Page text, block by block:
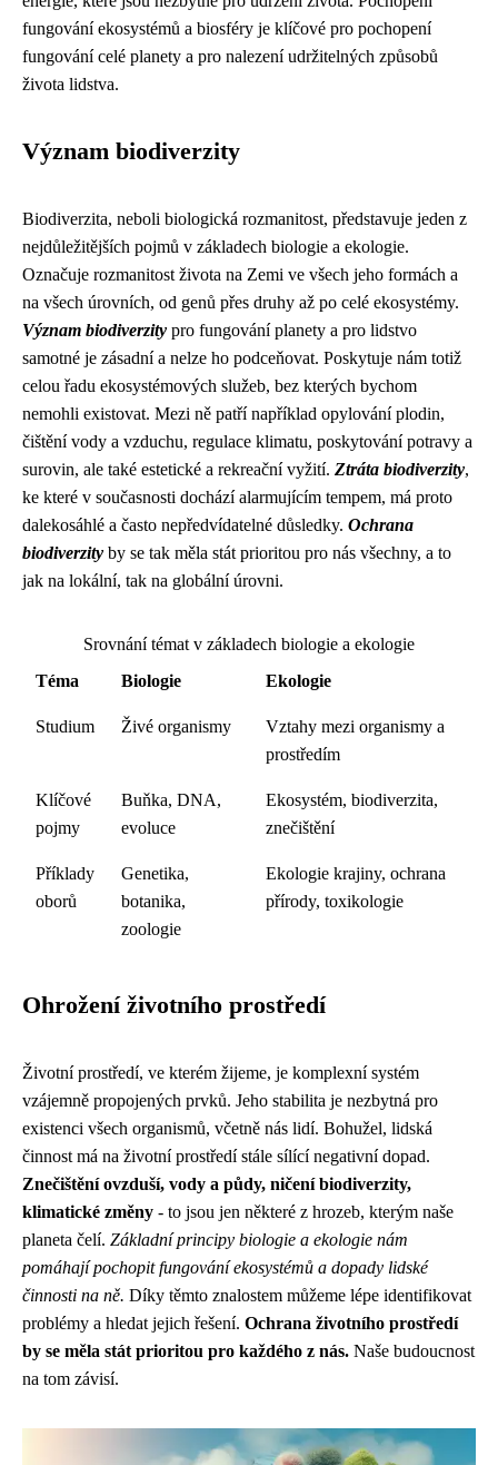
fungování ekosystémů a biosféry je klíčové pro pochopení
fungování celé planety a pro nalezení udržitelných způsobů
života lidstva.
Význam biodiverzity
Biodiverzita, neboli biologická rozmanitost, představuje jeden z
nejdůležitějších pojmů v základech biologie a ekologie.
Označuje rozmanitost života na Zemi ve všech jeho formách a
na všech úrovních, od genů přes druhy až po celé ekosystémy.
Význam biodiverzity pro fungování planety a pro lidstvo
samotné je zásadní a nelze ho podceňovat. Poskytuje nám totiž
celou řadu ekosystémových služeb, bez kterých bychom
nemohli existovat. Mezi ně patří například opylování plodin,
čištění vody a vzduchu, regulace klimatu, poskytování potravy a
surovin, ale také estetické a rekreační vyžití. Ztráta biodiverzity,
ke které v současnosti dochází alarmujícím tempem, má proto
dalekosáhlé a často nepředvídatelné důsledky. Ochrana
biodiverzity by se tak měla stát prioritou pro nás všechny, a to
jak na lokální, tak na globální úrovni.
Srovnání témat v základech biologie a ekologie
Téma
Biologie Ekologie
Studium Živé organismy
Vztahy mezi organismy a
prostředím
Klíčové
pojmy
Buňka, DNA,
evoluce
Ekosystém, biodiverzita,
znečištění
Příklady
oborů
Genetika,
botanika,
zoologie
Ekologie krajiny, ochrana
přírody, toxikologie
Ohrožení životního prostředí
Životní prostředí, ve kterém žijeme, je komplexní systém
vzájemně propojených prvků. Jeho stabilita je nezbytná pro
existenci všech organismů, včetně nás lidí. Bohužel, lidská
činnost má na životní prostředí stále sílící negativní dopad.
Znečištění ovzduší, vody a půdy, ničení biodiverzity,
klimatické změny - to jsou jen některé z hrozeb, kterým naše
planeta čelí. Základní principy biologie a ekologie nám
pomáhají pochopit fungování ekosystémů a dopady lidské
činnosti na ně. Díky těmto znalostem můžeme lépe identifikovat
problémy a hledat jejich řešení. Ochrana životního prostředí
by se měla stát prioritou pro každého z nás. Naše budoucnost
na tom závisí.